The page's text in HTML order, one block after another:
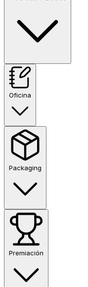
Oficina
Packaging
Premiación